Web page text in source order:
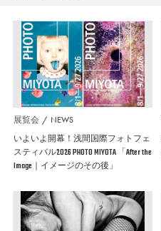
展覧会 NEWS
いよいよ開幕！浅間国際フォトフェ
スティバル2026 PHOTO MIYOTA 「After the
Image｜イメージのその後」